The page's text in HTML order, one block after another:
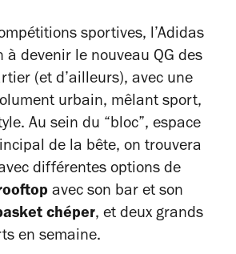
sportives, l’Adidas
à devenir le nouveau QG des
(et d’ailleurs), avec une
urbain, mêlant sport,
Au sein du “bloc”, espace
de la bête, on trouvera
différentes options de
avec son bar et son
chéper, et deux grands
en semaine.